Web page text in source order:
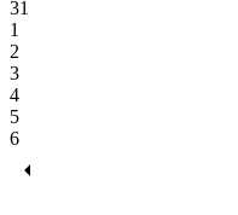
31
1
2
3
4
5
6